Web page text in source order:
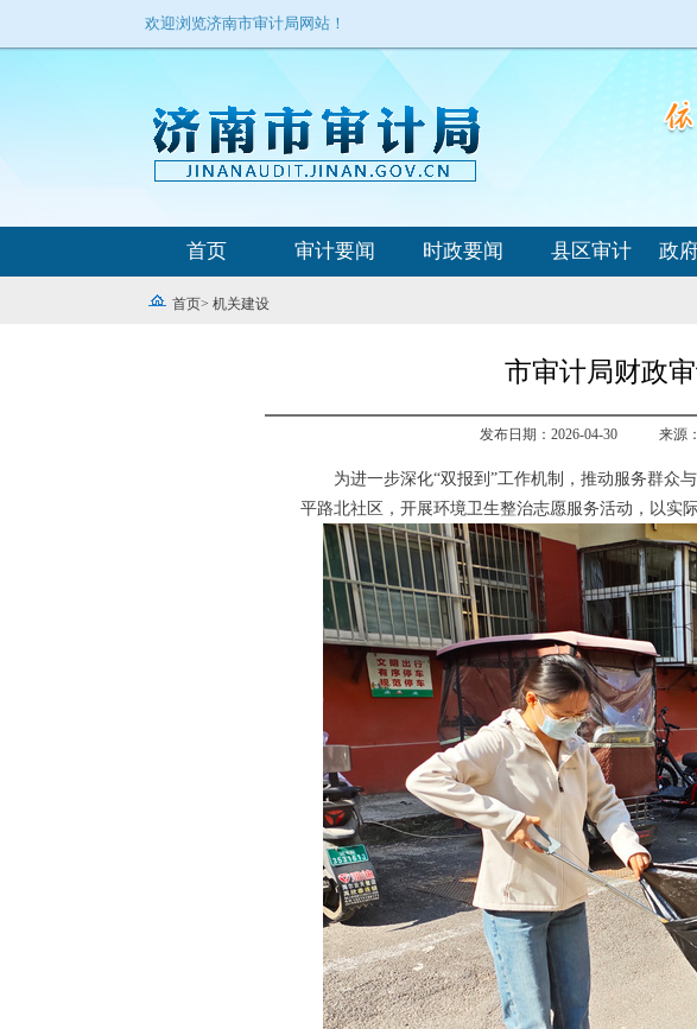
欢迎浏览济南市审计局网站！
首页 审计要闻 时政要闻 县区审计 政
首页> 机关建设
市审计局财政
发布日期：2026-04-30 来源
为进一步深化“双报到”工作机制，推动服务群众
平路北社区，开展环境卫生整治志愿服务活动，以实